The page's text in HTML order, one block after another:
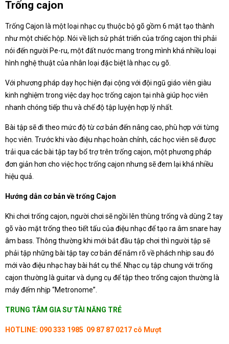
Trống cajon
Trống Cajon là một loại nhạc cụ thuộc bộ gõ gồm 6 mặt tạo thành
như một chiếc hộp. Nói về lịch sử phát triển của trống cajon thì phải
nói đến người Pe-ru, một đất nước mang trong mình khá nhiều loại
hình nghệ thuật của nhân loại đặc biệt là nhạc cụ gõ.
Với phương pháp dạy học hiện đại cộng với đội ngũ giáo viên giàu
kinh nghiệm trong việc dạy học trống cajon tại nhà giúp học viên
nhanh chóng tiếp thu và chế độ tập luyện hợp lý nhất.
Bài tập sẽ đi theo mức độ từ cơ bản đến nâng cao, phù hợp với từng
học viên. Trước khi vào điệu nhạc hoàn chỉnh, các học viên sẽ được
trải qua các bài tập tay bổ trợ trên trống cajon, một phương pháp
đơn giản hơn cho việc học trống cajon nhưng sẽ đem lại khá nhiều
hiệu quả.
Hướng dẫn cơ bản về trống Cajon
Khi chơi trống cajon, người chơi sẽ ngồi lên thùng trống và dùng 2 tay
gõ vào mặt trống theo tiết tấu của điệu nhạc để tạo ra âm snare hay
âm bass. Thông thường khi mới bắt đầu tập chơi thì người tập sẽ
phải tập những bài tập tay cơ bản để nắm rõ về phách nhịp sau đó
mới vào điệu nhạc hay bài hát cụ thể. Nhạc cụ tập chung với trống
cajon thường là guitar và dụng cụ để tập theo trống cajon thường là
máy đếm nhịp “Metronome”.
TRUNG TÂM GIA SƯ TÀI NĂNG TRẺ
HOTLINE: 090 333 1985 09 87 87 0217 cô Mượt